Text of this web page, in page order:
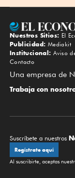
Nuestros Sitios: El
Publicidad: Mediakit
Institucional: Aviso
Contacto
Una empresa de
Trabaja con
Suscríbete a nuestros
Regístrate aquí
Al suscribirte, aceptas